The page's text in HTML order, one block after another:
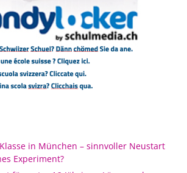
in München – sinnvoller Neustart
Experiment?